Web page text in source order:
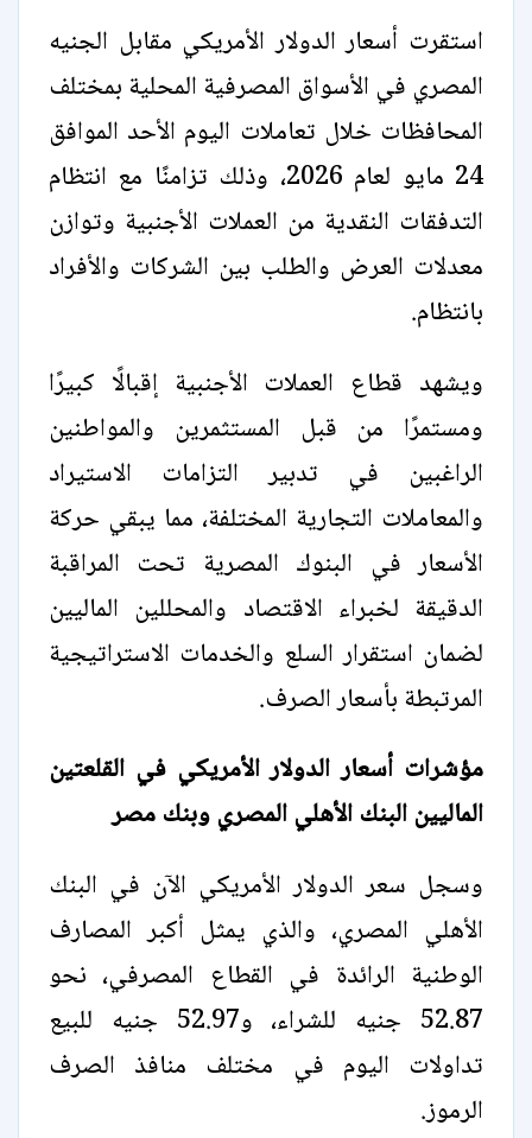
استقرت أسعار الدولار الأمريكي مقابل الجنيه
المصري في الأسواق المصرفية المحلية بمختلف
المحافظات خلال تعاملات اليوم الأحد الموافق
24 مايو لعام 2026، وذلك تزامنًا مع انتظام
التدفقات النقدية من العملات الأجنبية وتوازن
معدلات العرض والطلب بين الشركات والأفراد
بانتظام.
ويشهد قطاع العملات الأجنبية إقبالًا كبيرًا
ومستمرًا من قبل المستثمرين والمواطنين
الراغبين في تدبير التزامات الاستيراد
والمعاملات التجارية المختلفة، مما يبقي حركة
الأسعار في البنوك المصرية تحت المراقبة
الدقيقة لخبراء الاقتصاد والمحللين الماليين
لضمان استقرار السلع والخدمات الاستراتيجية
المرتبطة بأسعار الصرف.
مؤشرات أسعار الدولار الأمريكي في القلعتين
الماليين البنك الأهلي المصري وبنك مصر
وسجل سعر الدولار الأمريكي الآن في البنك
الأهلي المصري، والذي يمثل أكبر المصارف
الوطنية الرائدة في القطاع المصرفي، نحو
52.87 جنيه للشراء، و52.97 جنيه للبيع
تداولات اليوم في مختلف منافذ الصرف
الرموز.